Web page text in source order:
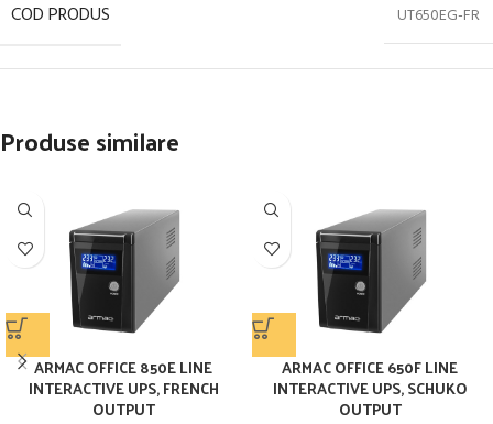
COD PRODUS UT650EG-FR
Produse similare
ARMAC OFFICE 850E LINE
INTERACTIVE UPS, FRENCH
OUTPUT
ARMAC OFFICE 650F LINE
INTERACTIVE UPS, SCHUKO
OUTPUT